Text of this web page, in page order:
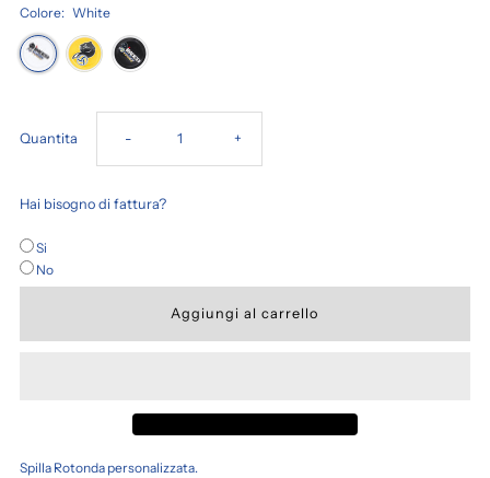
Colore: White
Quantita Diminuisci
SPILLA
- Aumenta
SPILLA
+
Hai bisogno di fattura?
Si
No
Spilla Rotonda personalizzata.